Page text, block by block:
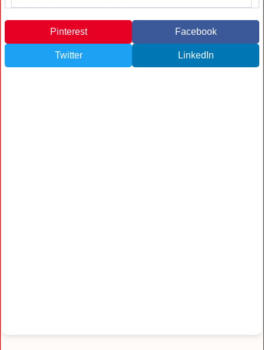
Pinterest Facebook
Twitter LinkedIn